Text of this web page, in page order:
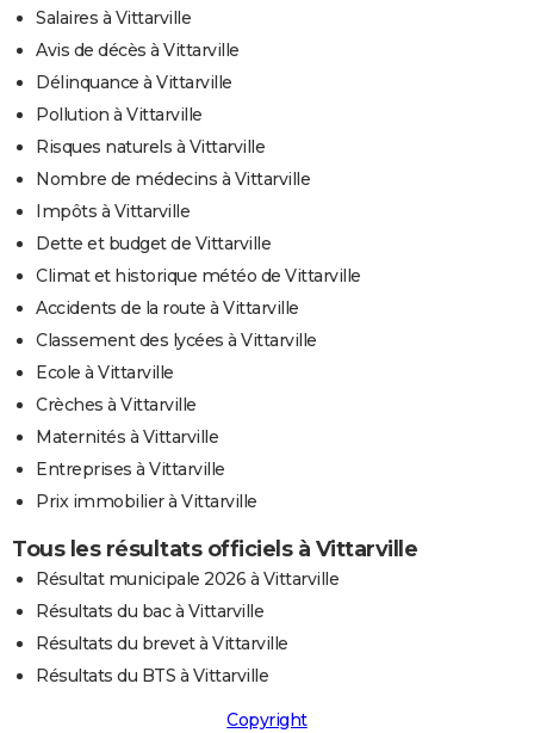
Salaires à Vittarville
Avis de décès à Vittarville
Délinquance à Vittarville
Pollution à Vittarville
Risques naturels à Vittarville
Nombre de médecins à Vittarville
Impôts à Vittarville
Dette et budget de Vittarville
Climat et historique météo de Vittarville
Accidents de la route à Vittarville
Classement des lycées à Vittarville
Ecole à Vittarville
Crèches à Vittarville
Maternités à Vittarville
Entreprises à Vittarville
Prix immobilier à Vittarville
Tous les résultats officiels à Vittarville
Résultat municipale 2026 à Vittarville
Résultats du bac à Vittarville
Résultats du brevet à Vittarville
Résultats du BTS à Vittarville
Copyright